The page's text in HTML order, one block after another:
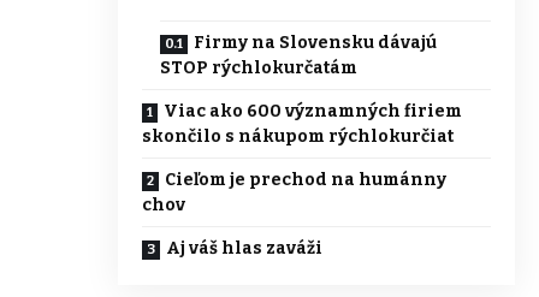
Firmy na Slovensku dávajú
STOP rýchlokurčatám
Viac ako 600 významných firiem
skončilo s nákupom rýchlokurčiat
Cieľom je prechod na humánny
chov
Aj váš hlas zaváži